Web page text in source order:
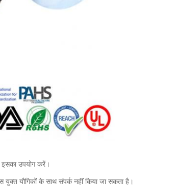
उपयोग करें।
यौगिकों के साथ संपर्क नहीं किया जा सकता है।